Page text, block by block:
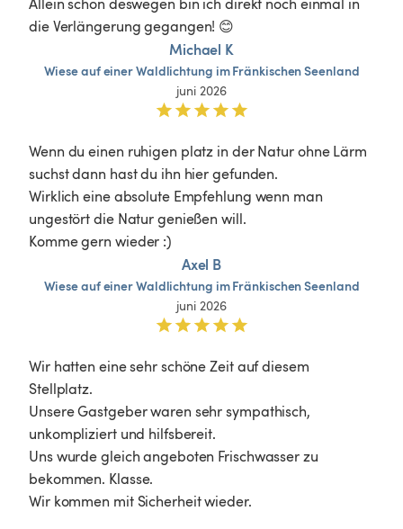
die Verlängerung gegangen! 😊
Michael K
WieseaufeinerWaldlichtung imFränkischenSeenland
juni 2026
Wenn du einen ruhigen platz in der Natur ohne Lärm
suchst dann hast du ihn hier gefunden.
Wirklich eine absolute Empfehlung wenn man
ungestört die Natur genießen will.
Komme gern wieder :)
Axel B
WieseaufeinerWaldlichtung imFränkischenSeenland
juni 2026
Wir hatten eine sehr schöne Zeit auf diesem
Stellplatz.
Unsere Gastgeber waren sehr sympathisch,
unkompliziert und hilfsbereit.
Uns wurde gleich angeboten Frischwasser zu
bekommen. Klasse.
Wir kommen mit Sicherheit wieder.